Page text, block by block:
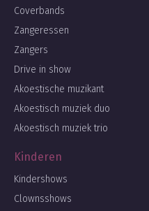
Coverbands
Zangeressen
Zangers
Drive in show
Akoestische muzikant
Akoestisch muziek duo
Akoestisch muziek trio
Kinderen
Kindershows
Clownsshows